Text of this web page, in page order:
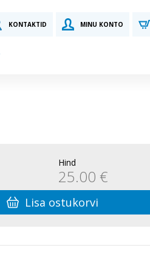
KONTAKTID MINU KONTO
Hind
25.00 €
Lisa ostukorvi